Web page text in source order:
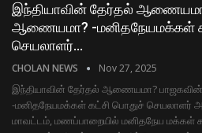
இந்தியாவின் தேர்தல்
ஆணையமா? -மனிதநேயமக்கள்
செயலாளர்…
CHOLAN NEWS Nov 27, 2025
இந்தியாவின் தேர்தல் ஆணையமா?
-மனிதநேயமக்கள் கட்சி பொதுச் செயலாளர்
மாவட்டம், மணப்பாறையில் மனிதநேய மக்கள்